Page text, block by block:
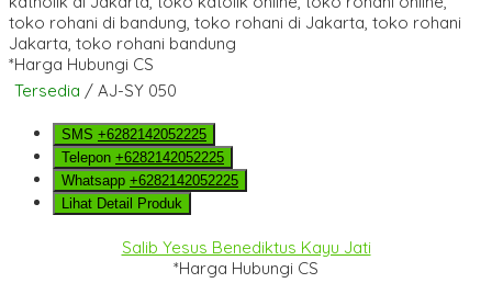
*Harga Hubungi CS
Tersedia / AJ-SY 050
SMS +6282142052225
Telepon +6282142052225
Whatsapp +6282142052225
Lihat Detail Produk
Salib Yesus Benediktus Kayu Jati
*Harga Hubungi CS